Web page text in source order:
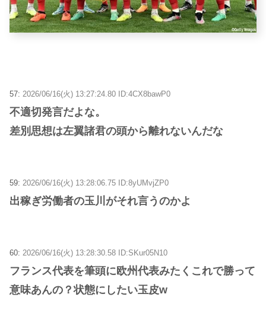
57: 2026/06/16(火) 13:27:24.80 ID:4CX8bawP0
不適切発言だよな。
差別思想は左翼諸君の頭から離れないんだな
59: 2026/06/16(火) 13:28:06.75 ID:8yUMvjZP0
出稼ぎ労働者の玉川がそれ言うのかよ
60: 2026/06/16(火) 13:28:30.58 ID:SKur05N10
フランス代表を筆頭に欧州代表みたくこれで勝って
意味あんの？状態にしたい玉皮w